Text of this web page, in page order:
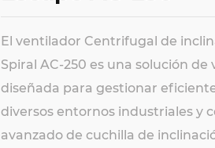
El ventilador Centrifugal de
Spiral AC-250 es una solución
diseñada para gestionar
diversos entornos industriales y
avanzado de cuchilla de